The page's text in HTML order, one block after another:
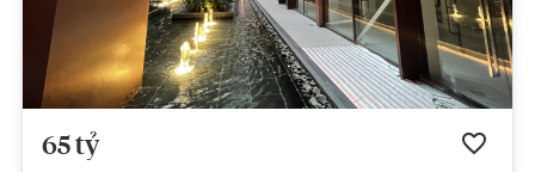
65 tỷ